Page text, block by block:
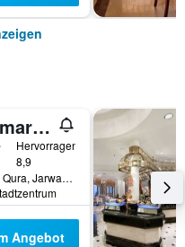
Jabal Omar Marriott Hotel, Makkah
Hervorragend
8,9
3414 Umm Al Qura, Jarwal, Mekka, Saudi-Arabien
Angebot